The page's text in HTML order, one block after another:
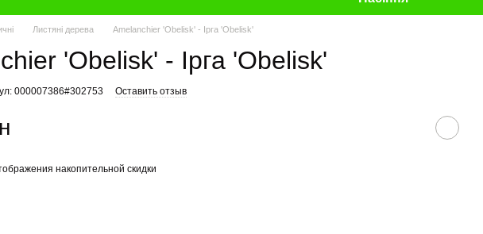
Листяні дерева Amelanchier 'Obelisk' - Ірга 'Obelisk'
'Obelisk' - Ірга 'Obelisk'
000007386#302753 Оставить отзыв
накопительной скидки